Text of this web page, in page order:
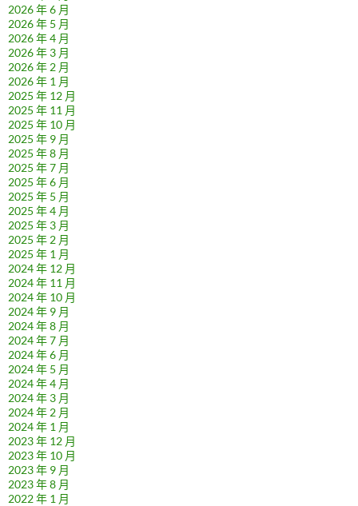
2026 年 6 月
2026 年 5 月
2026 年 4 月
2026 年 3 月
2026 年 2 月
2026 年 1 月
2025 年 12 月
2025 年 11 月
2025 年 10 月
2025 年 9 月
2025 年 8 月
2025 年 7 月
2025 年 6 月
2025 年 5 月
2025 年 4 月
2025 年 3 月
2025 年 2 月
2025 年 1 月
2024 年 12 月
2024 年 11 月
2024 年 10 月
2024 年 9 月
2024 年 8 月
2024 年 7 月
2024 年 6 月
2024 年 5 月
2024 年 4 月
2024 年 3 月
2024 年 2 月
2024 年 1 月
2023 年 12 月
2023 年 10 月
2023 年 9 月
2023 年 8 月
2022 年 1 月